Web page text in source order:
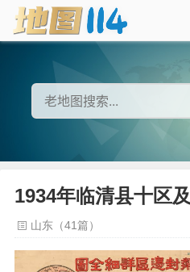
1934年临清县十区
山东（41篇）